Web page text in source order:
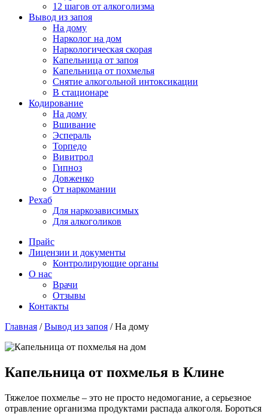
12 шагов от алкоголизма
Вывод из запоя
На дому
Нарколог на дом
Наркологическая скорая
Капельница от запоя
Капельница от похмелья
Снятие алкогольной интоксикации
В стационаре
Кодирование
На дому
Вшивание
Эспераль
Торпедо
Вивитрол
Гипноз
Довженко
От наркомании
Рехаб
Для наркозависимых
Для алкоголиков
Прайс
Лицензии и документы
Контролирующие органы
О нас
Врачи
Отзывы
Контакты
Главная /Вывод из запоя /На дому
Капельница от похмелья в Клине
Тяжелое похмелье – это не просто недомогание, а серьезное
отравление организма продуктами распада алкоголя. Бороться